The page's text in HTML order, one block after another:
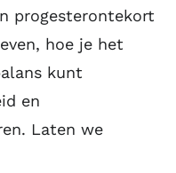
progesterontekort
hoe je het
kunt
en
Laten we